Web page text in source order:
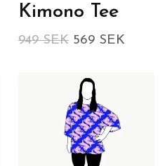
Kimono Tee
949 SEK 569 SEK